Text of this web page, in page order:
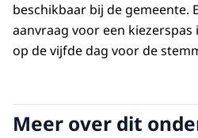
beschikbaar bij de gemeente.
aanvraag voor een
op de vijfde dag voor de
Meer over dit